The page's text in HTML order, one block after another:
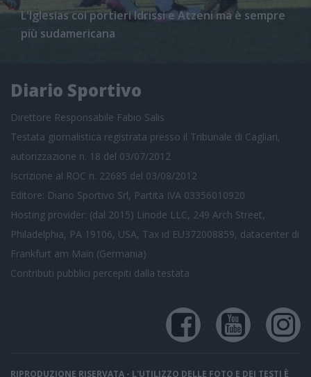
L'Iglesias coi portieri Idrissi e Atzeni ma è sempre
più sudamericana
Diario Sportivo
Direttore Responsabile Fabio Salis
Testata giornalistica registrata presso il Tribunale di Cagliari,
autorizzazione n. 18 del 03/07/2012
Iscrizione al ROC n. 22685 del 03/08/2012
Editore: Diario Sportivo Srl, Partita IVA 03356010920
Hosting provider: (dal 2015) Linode LLC, 249 Arch Street,
Philadelphia, PA 19106, USA, Tax id EU372008859, datacenter di
Frankfurt am Main (Germania)
Contributi pubblici percepiti dalla testata
RIPRODUZIONE RISERVATA - L'UTILIZZO DELLE FOTO E DEI TESTI È